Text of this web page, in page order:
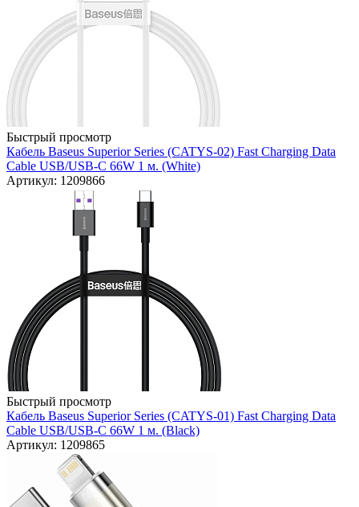
Быстрый просмотр
Кабель Baseus Superior Series (CATYS-02) Fast Charging Data
Cable USB/USB-C 66W 1 м. (White)
Артикул: 1209866
Быстрый просмотр
Кабель Baseus Superior Series (CATYS-01) Fast Charging Data
Cable USB/USB-C 66W 1 м. (Black)
Артикул: 1209865